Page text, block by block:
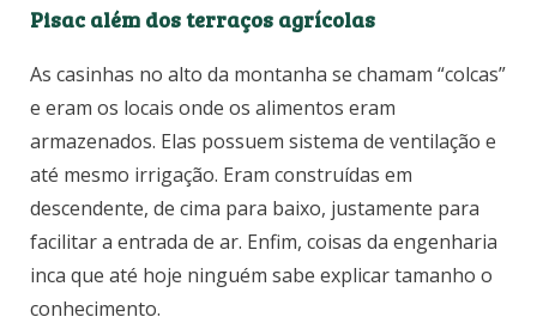
Pisac além dos terraços agrícolas
As casinhas no alto da montanha se chamam “colcas”
e eram os locais onde os alimentos eram
armazenados. Elas possuem sistema de ventilação e
até mesmo irrigação. Eram construídas em
descendente, de cima para baixo, justamente para
facilitar a entrada de ar. Enfim, coisas da engenharia
inca que até hoje ninguém sabe explicar tamanho o
conhecimento.